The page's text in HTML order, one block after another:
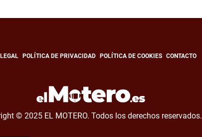
POLÍTICA DE PRIVACIDAD POLÍTICA DE COOKIES CONTACTO
© 2025 EL MOTERO. Todos los derechos reservados.